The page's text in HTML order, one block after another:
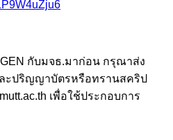
กับมจธ.มาก่อน กรุณาส่ง
ละปริญญาบัตรหรือทรานสคริป
เพื่อใช้ประกอบการ